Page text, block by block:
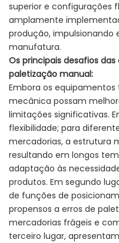
superior e configurações
amplamente
produção,
manufatura.
Os principais desafios
paletização manual:
Embora os
mecânica possam
limitações significativas.
flexibilidade; para
mercadorias, a estrutura
resultando em longos
adaptação às
produtos. Em segundo
de funções de
propensos a erros de
mercadorias frágeis e
terceiro lugar,